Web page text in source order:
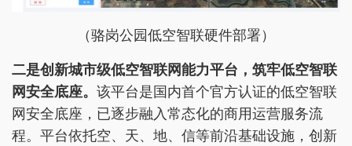
（骆岗公园低空智联硬件部署）
二是创新城市级低空智联网能力平台，筑牢低空智联
网安全底座。 该平台是国内首个官方认证的低空智联
网安全底座，已逐步融入常态化的商用运营服务流
程。平台依托空、天、地、信等前沿基础设施，创新